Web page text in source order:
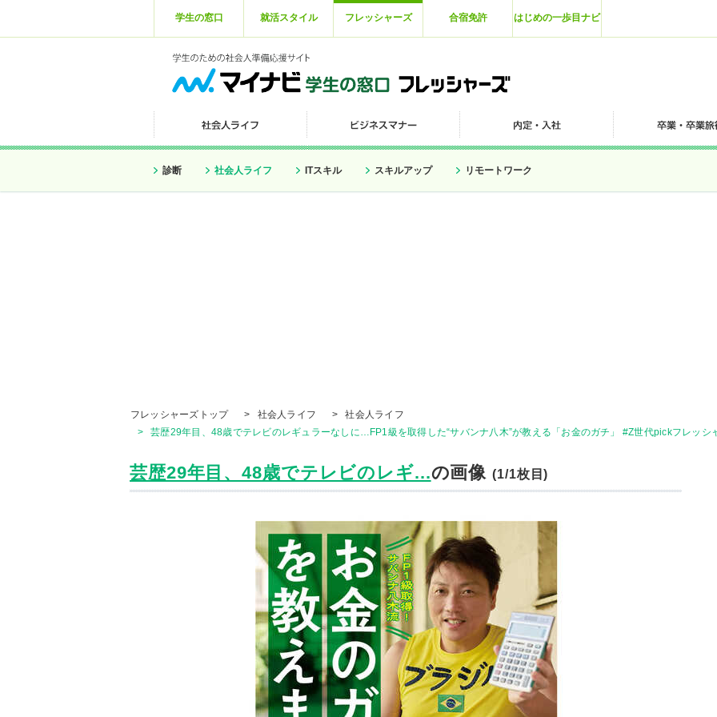
学生の窓口 就活スタイル フレッシャーズ 合宿免許 はじめの一歩目ナビ
診断 社会人ライフ ITスキル スキルアップ リモートワーク
フレッシャーズトップ > 社会人ライフ >
社会人ライフ
>
芸歴29年目、48歳でテレビのレギュラーなしに…FP1級を取得した“サバンナ八木”が教える「お金のガチ」 #Z世代pickフレッシ
芸歴29年目、48歳でテレビのレギ...の画像(1/1枚目)